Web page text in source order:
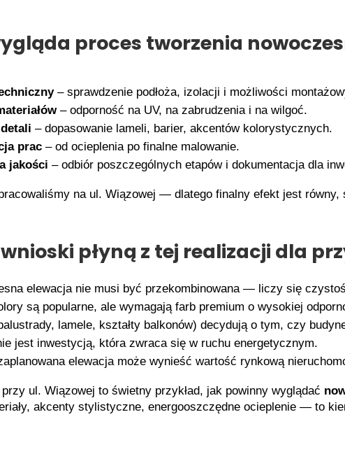
proces tworzenia
– sprawdzenie podłoża, izolacji i możliwości
– odporność na UV, na zabrudzenia i na wilgoć.
– dopasowanie lameli, barier, akcentów kolorystycznych.
prac – od ocieplenia po finalne malowanie.
jakości – odbiór poszczególnych etapów i dokumentacja dla
na ul. Wiązowej — dlatego finalny efekt jest równy,
płyną z tej realizacji dla
elewacja nie musi być przekombinowana — liczy się
są popularne, ale wymagają farb premium o wysokiej
lamele, kształty balkonów) decydują o tym, czy
jest inwestycją, która zwraca się w ruchu energetycznym.
elewacja może wynieść wartość rynkową
ul. Wiązowej to świetny przykład, jak powinny wyglądać
akcenty stylistyczne, energooszczędne ocieplenie — to